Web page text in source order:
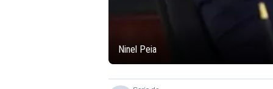
Ninel Peia